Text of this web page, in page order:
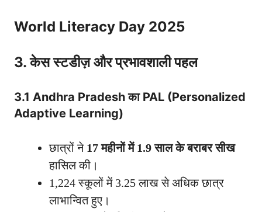
World Literacy Day 2025
3. केस स्टडीज़ और प्रभावशाली पहल
3.1 Andhra Pradesh का PAL (Personalized
Adaptive Learning)
छात्रों ने 17 महीनों में 1.9 साल के बराबर सीख
हासिल की।
1,224 स्कूलों में 3.25 लाख से अधिक छात्र
लाभान्वित हुए।